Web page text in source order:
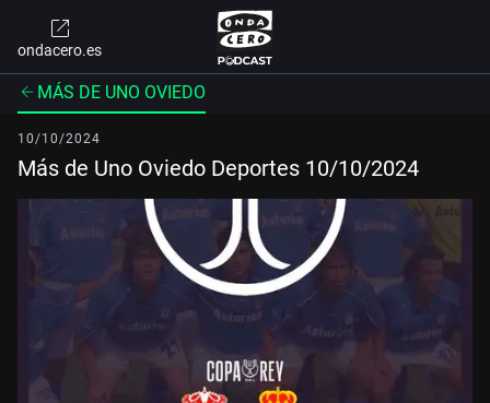
ondacero.es
MÁS DE UNO OVIEDO
10/10/2024
Más de Uno Oviedo Deportes 10/10/2024